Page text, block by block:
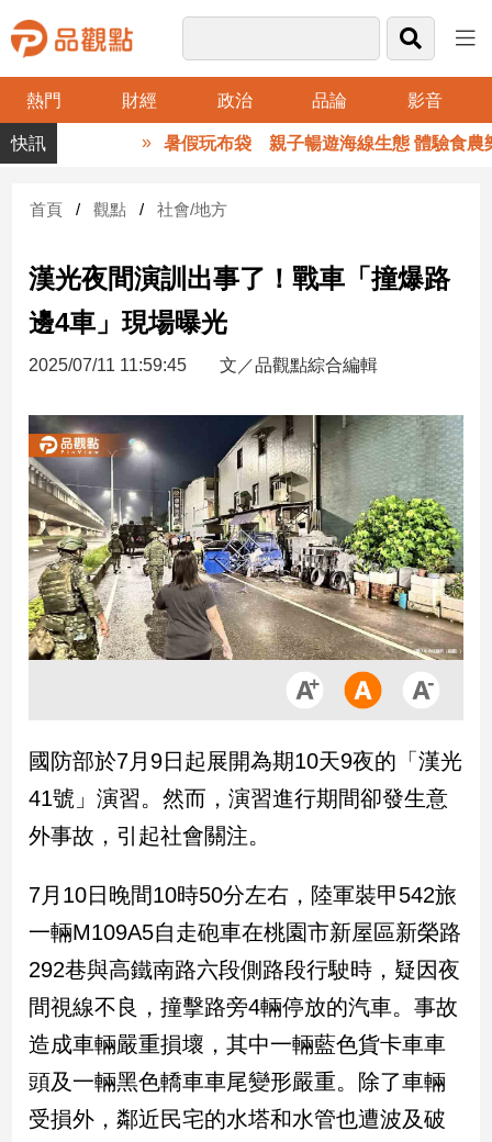
熱門 財經 政治 品論 影音
品
觀
財
台
財
新
產
經/
股
市
房
地
產
品
政
治
政
治
點
品
點
民
調
國
會
點
暑假玩布袋 親子暢遊海線生態 體驗食農樂
首頁 觀點 社會/地方
漢光夜間演訓出事了！戰車「撞爆路
邊4車」現場曝光
2025/07/11 11:59:45 文／品觀點綜合編輯
國防部於7月9日起展開為期10天9夜的「漢光
41號」演習。然而，演習進行期間卻發生意
外事故，引起社會關注。
7月10日晚間10時50分左右，陸軍裝甲542旅
一輛M109A5自走砲車在桃園市新屋區新榮路
292巷與高鐵南路六段側路段行駛時，疑因夜
間視線不良，撞擊路旁4輛停放的汽車。事故
造成車輛嚴重損壞，其中一輛藍色貨卡車車
頭及一輛黑色轎車車尾變形嚴重。除了車輛
受損外，鄰近民宅的水塔和水管也遭波及破